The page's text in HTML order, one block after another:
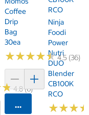
★
★4.8 (6)
Coffee
Drip
Bag
30ea
★★★★★
★★★★★4.5 (36)
카트에 담기
RCO
Ninja
Foodi
Power
Nutri
DUO
Blender
CB100K
RCO
★★★
★★★